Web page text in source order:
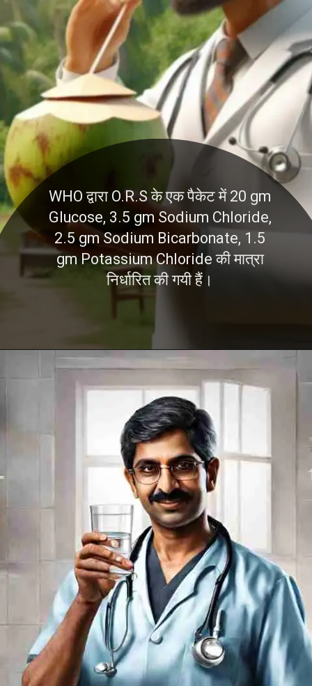
WHO द्वारा O.R.S के एक पैकेट में 20 gm
Glucose, 3.5 gm Sodium Chloride,
2.5 gm Sodium Bicarbonate, 1.5
gm Potassium Chloride की मात्रा
निर्धारित की गयी हैं।